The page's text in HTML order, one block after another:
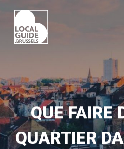
QUE FAIRE
QUARTIER